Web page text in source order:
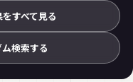
すべて見る
検索する